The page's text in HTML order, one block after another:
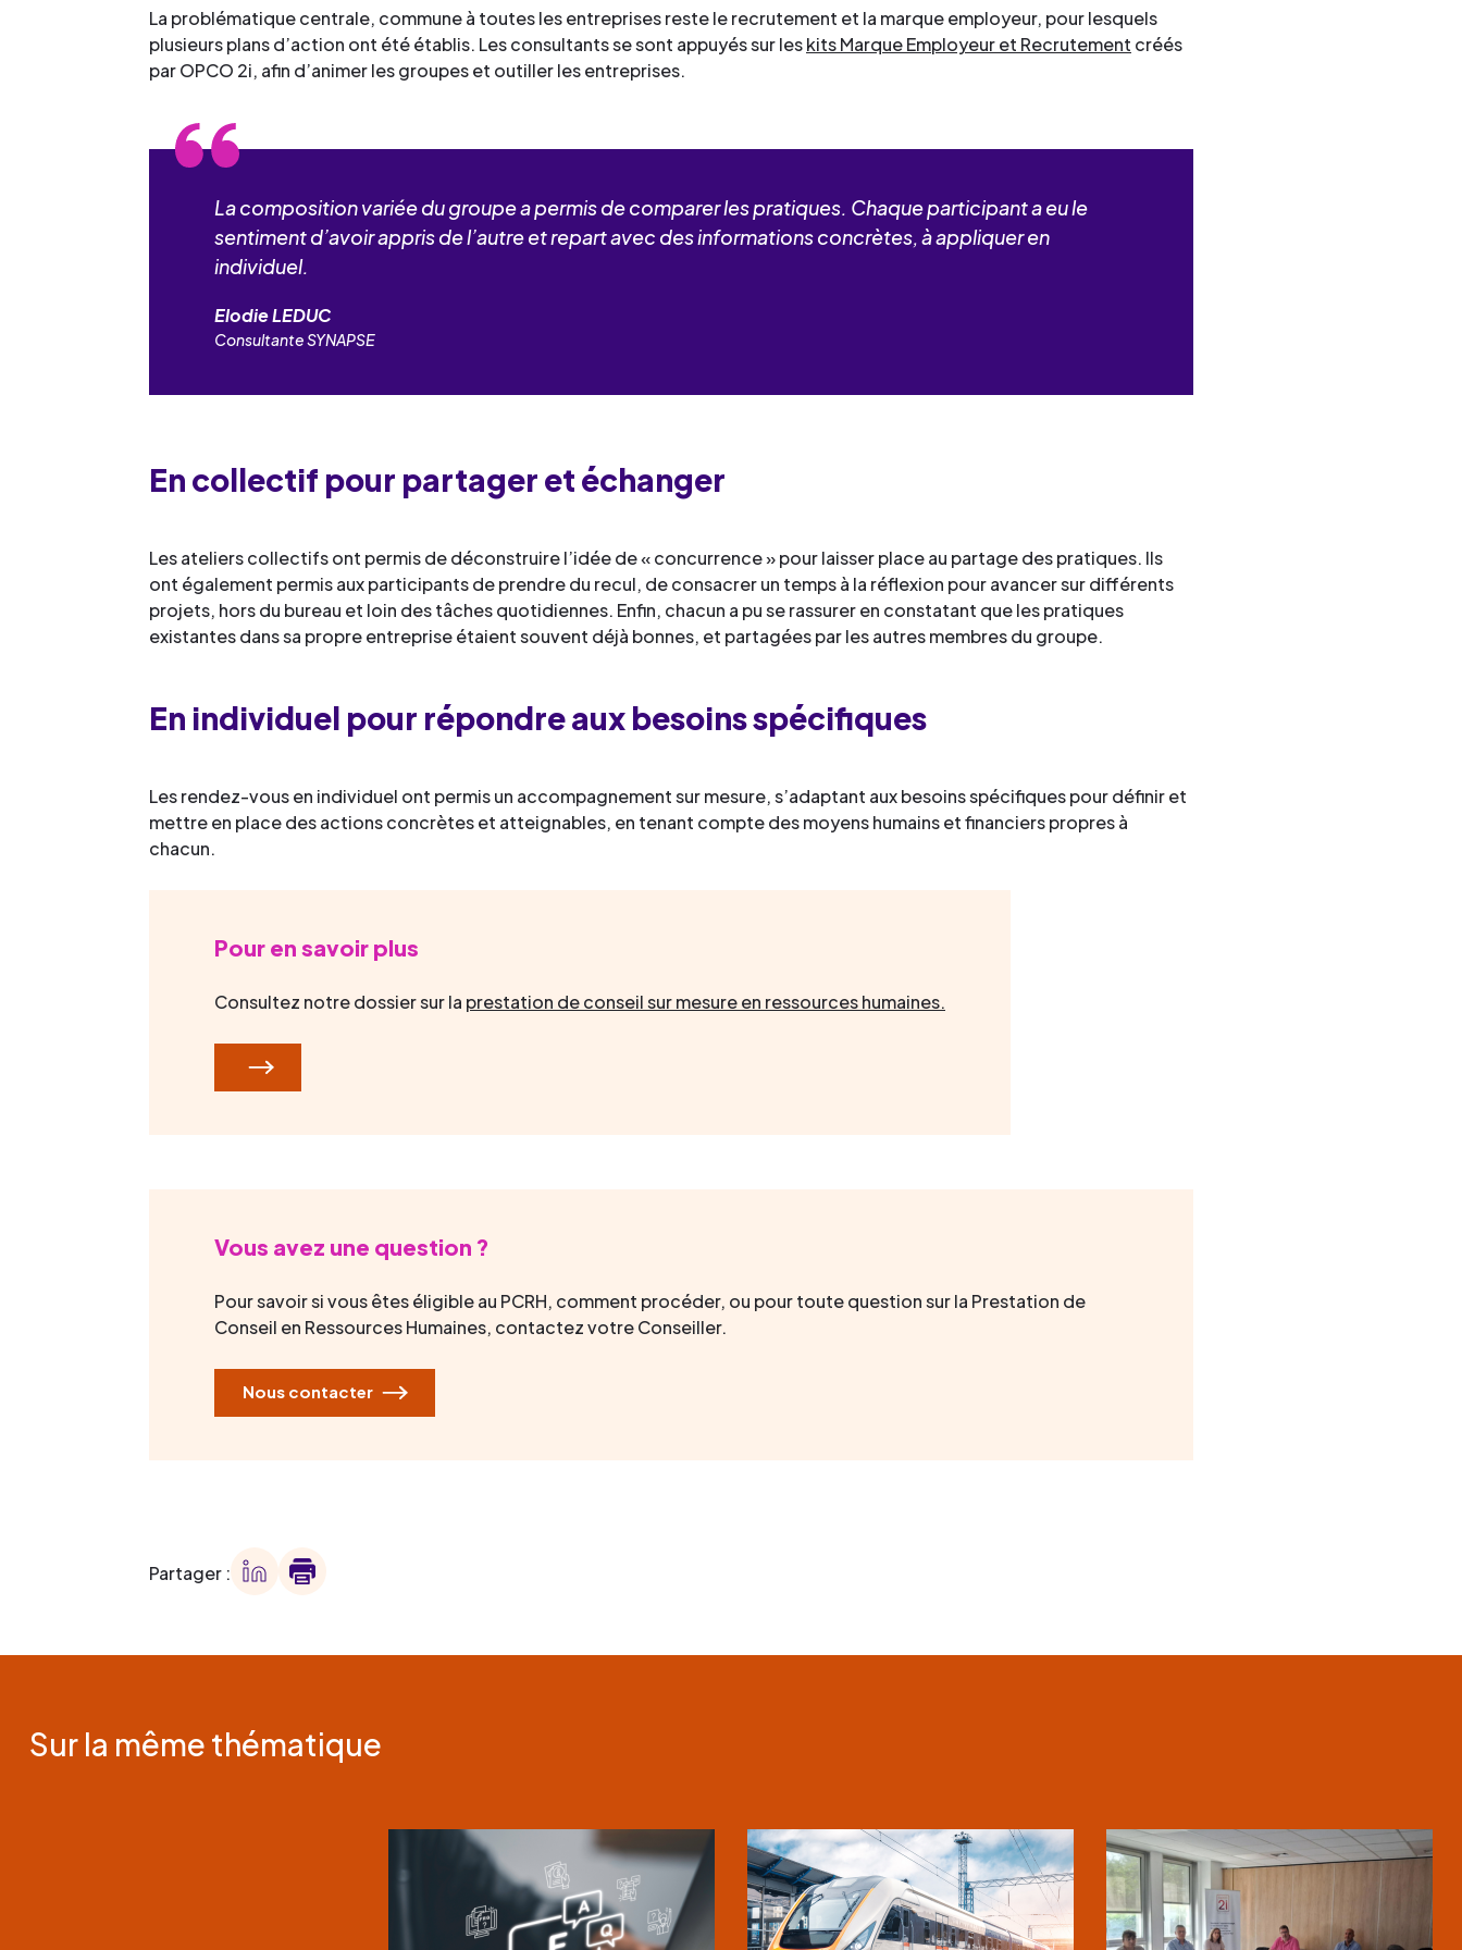
La problématique centrale, commune à toutes les entreprises reste le recrutement et la marque employeur, pour lesquels
plusieurs plans d’action ont été établis. Les consultants se sont appuyés sur leskits Marque Employeur et Recrutement créés
par OPCO 2i, afin d’animer les groupes et outiller les entreprises.
La composition variée du groupe a permis de comparer les pratiques. Chaque participant a eu le
sentiment d’avoir appris de l’autre et repart avec des informations concrètes, à appliquer en
individuel.
Elodie LEDUC
Consultante SYNAPSE
En collectif pour partager et échanger
Les ateliers collectifs ont permis de déconstruire l’idée de « concurrence » pour laisser place au partage des pratiques. Ils
ont également permis aux participants de prendre du recul, de consacrer un temps à la réflexion pour avancer sur différents
projets, hors du bureau et loin des tâches quotidiennes. Enfin, chacun a pu se rassurer en constatant que les pratiques
existantes dans sa propre entreprise étaient souvent déjà bonnes, et partagées par les autres membres du groupe.
En individuel pour répondre aux besoins spécifiques
Les rendez-vous en individuel ont permis un accompagnement sur mesure, s’adaptant aux besoins spécifiques pour définir et
mettre en place des actions concrètes et atteignables, en tenant compte des moyens humains et financiers propres à
chacun.
Pour en savoir plus
Consultez notre dossier sur la prestation de conseil sur mesure en ressources humaines.
Vous avez une question ?
Pour savoir si vous êtes éligible au PCRH, comment procéder, ou pour toute question sur la Prestation de
Conseil en Ressources Humaines, contactez votre Conseiller.
Nous contacter
Partager :
Sur la même thématique